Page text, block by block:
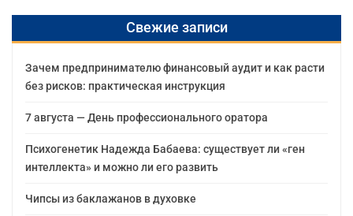
Свежие записи
Зачем предпринимателю финансовый аудит и как расти
без рисков: практическая инструкция
7 августа — День профессионального оратора
Психогенетик Надежда Бабаева: существует ли «ген
интеллекта» и можно ли его развить
Чипсы из баклажанов в духовке